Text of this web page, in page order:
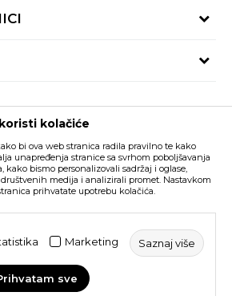
PROMIJENI
u opisu proizvoda, prikazu slika i samih
da su sve informacije kompletne i bez
na sajtu su dio naše ponude i ne podrazumijeva da
Raspoloživost robe možete provjeriti pozivom
, IzradaNB SOFT. Sva prava
kolačiće
bi ova web stranica radila pravilno te kako
unapređenja stranice sa svrhom poboljšavanja
kako bismo personalizovali sadržaj i oglase,
medija i analizirali promet. Nastavkom
prihvatate upotrebu kolačića.
Marketing Saznaj više
sve